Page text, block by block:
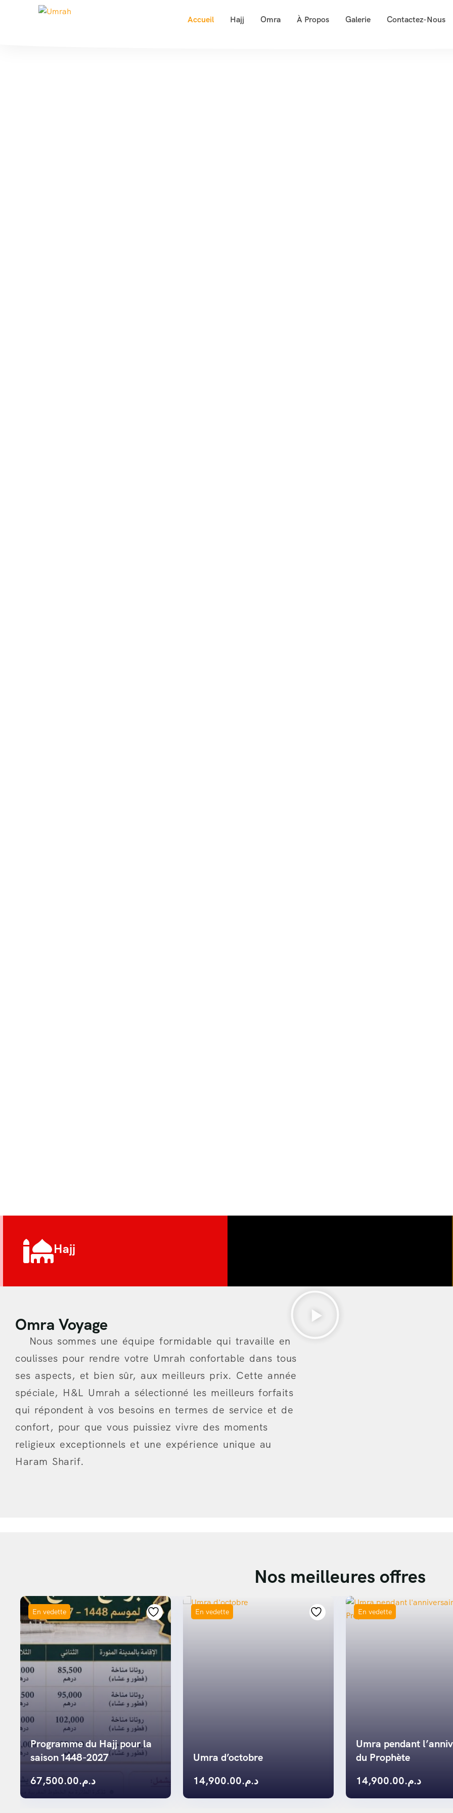
Accueil Hajj Omra À Propos Galerie Contactez-Nous
Hajj
Omra Voyage
Nous sommes une équipe formidable qui travaille en
coulisses pour rendre votre Umrah confortable dans tous
ses aspects, et bien sûr, aux meilleurs prix. Cette année
spéciale, H&L Umrah a sélectionné les meilleurs forfaits
qui répondent à vos besoins en termes de service et de
confort, pour que vous puissiez vivre des moments
religieux exceptionnels et une expérience unique au
Haram Sharif.
Nos meilleures offres
En vedette
Programme du Hajj pour la
saison 1448-2027
د.م.67,500.00
En vedette
Umra d’octobre
د.م.14,900.00
En vedette
Umra pendant
du Prophète
د.م.14,900.00